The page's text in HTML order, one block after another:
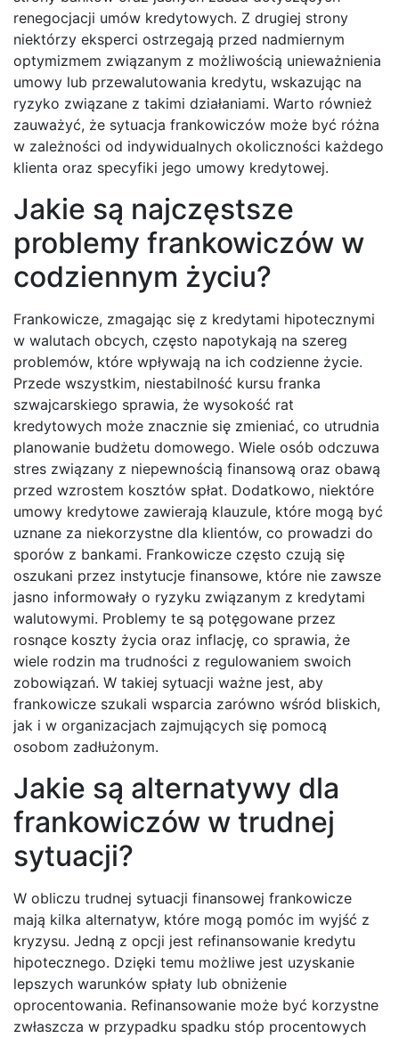
renegocjacji umów kredytowych. Z drugiej strony
niektórzy eksperci ostrzegają przed nadmiernym
optymizmem związanym z możliwością unieważnienia
umowy lub przewalutowania kredytu, wskazując na
ryzyko związane z takimi działaniami. Warto również
zauważyć, że sytuacja frankowiczów może być różna
w zależności od indywidualnych okoliczności każdego
klienta oraz specyfiki jego umowy kredytowej.
Jakie są najczęstsze
problemy frankowiczów w
codziennym życiu?
Frankowicze, zmagając się z kredytami hipotecznymi
w walutach obcych, często napotykają na szereg
problemów, które wpływają na ich codzienne życie.
Przede wszystkim, niestabilność kursu franka
szwajcarskiego sprawia, że wysokość rat
kredytowych może znacznie się zmieniać, co utrudnia
planowanie budżetu domowego. Wiele osób odczuwa
stres związany z niepewnością finansową oraz obawą
przed wzrostem kosztów spłat. Dodatkowo, niektóre
umowy kredytowe zawierają klauzule, które mogą być
uznane za niekorzystne dla klientów, co prowadzi do
sporów z bankami. Frankowicze często czują się
oszukani przez instytucje finansowe, które nie zawsze
jasno informowały o ryzyku związanym z kredytami
walutowymi. Problemy te są potęgowane przez
rosnące koszty życia oraz inflację, co sprawia, że
wiele rodzin ma trudności z regulowaniem swoich
zobowiązań. W takiej sytuacji ważne jest, aby
frankowicze szukali wsparcia zarówno wśród bliskich,
jak i w organizacjach zajmujących się pomocą
osobom zadłużonym.
Jakie są alternatywy dla
frankowiczów w trudnej
sytuacji?
W obliczu trudnej sytuacji finansowej frankowicze
mają kilka alternatyw, które mogą pomóc im wyjść z
kryzysu. Jedną z opcji jest refinansowanie kredytu
hipotecznego. Dzięki temu możliwe jest uzyskanie
lepszych warunków spłaty lub obniżenie
oprocentowania. Refinansowanie może być korzystne
zwłaszcza w przypadku spadku stóp procentowych